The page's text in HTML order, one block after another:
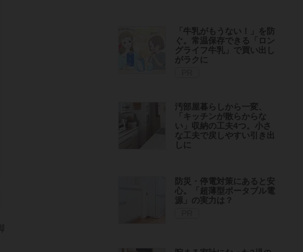
「牛乳がもうない！」を防
ぐ。常温保存できる「ロン
グライフ牛乳」で買い出し
がラクに
汚部屋暮らしから一変、
「キッチンが散らからな
い」収納の工夫4つ。小さ
な工夫で戻しやすい引き出
しに
防災・停電対策にあると安
心。「超薄型ポータブル電
源」の実力は？​